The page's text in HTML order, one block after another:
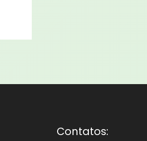
Contatos: